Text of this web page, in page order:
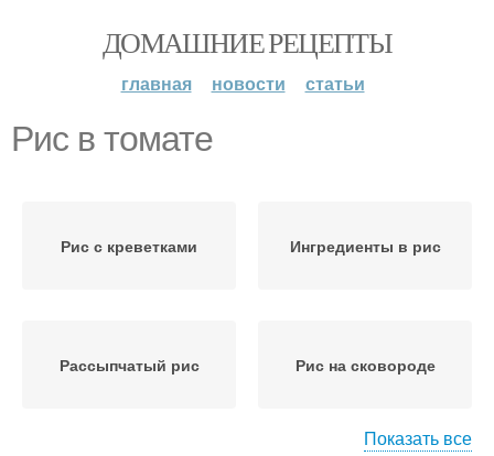
ДОМАШНИЕ РЕЦЕПТЫ
главная новости статьи
Рис в томате
Рис с креветками Ингредиенты в рис
Рассыпчатый рис Рис на сковороде
Показать все